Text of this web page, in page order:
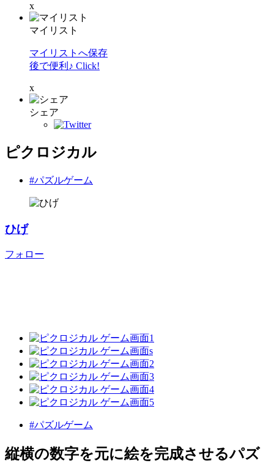
x
マイリスト
マイリストへ保存
後で便利♪ Click!
x
シェア
ピクロジカル
#パズルゲーム
ひげ
フォロー
#パズルゲーム
縦横の数字を元に絵を完成させるパズ